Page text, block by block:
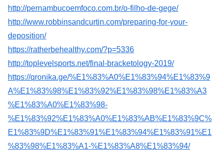
http://pernambucoemfoco.com.br/o-filho-de-gege/
http://www.robbinsandcurtin.com/preparing-for-your-
deposition/
https://ratherbehealthy.com/?p=5336
http://toplevelsports.net/final-bracketology-2019/
https://qronika.ge/%E1%83%A0%E1%83%94%E1%83%9
A%E1%83%98%E1%83%92%E1%83%98%E1%83%A3
%E1%83%A0%E1%83%98-
%E1%83%92%E1%83%A0%E1%83%AB%E1%83%9C%
E1%83%9D%E1%83%91%E1%83%94%E1%83%91%E1
%83%98%E1%83%A1-%E1%83%A8%E1%83%94/